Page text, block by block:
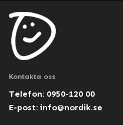
Kontakta oss
Telefon: 0950-120 00
E-post: info@nordik.se